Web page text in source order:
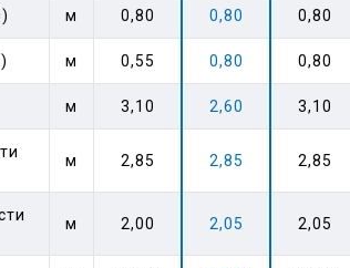
м 0,80 0,80 0,80
м 0,55 0,80 0,80
м 3,10 2,60 3,10
м 2,85 2,85 2,85
м 2,00 2,05 2,05